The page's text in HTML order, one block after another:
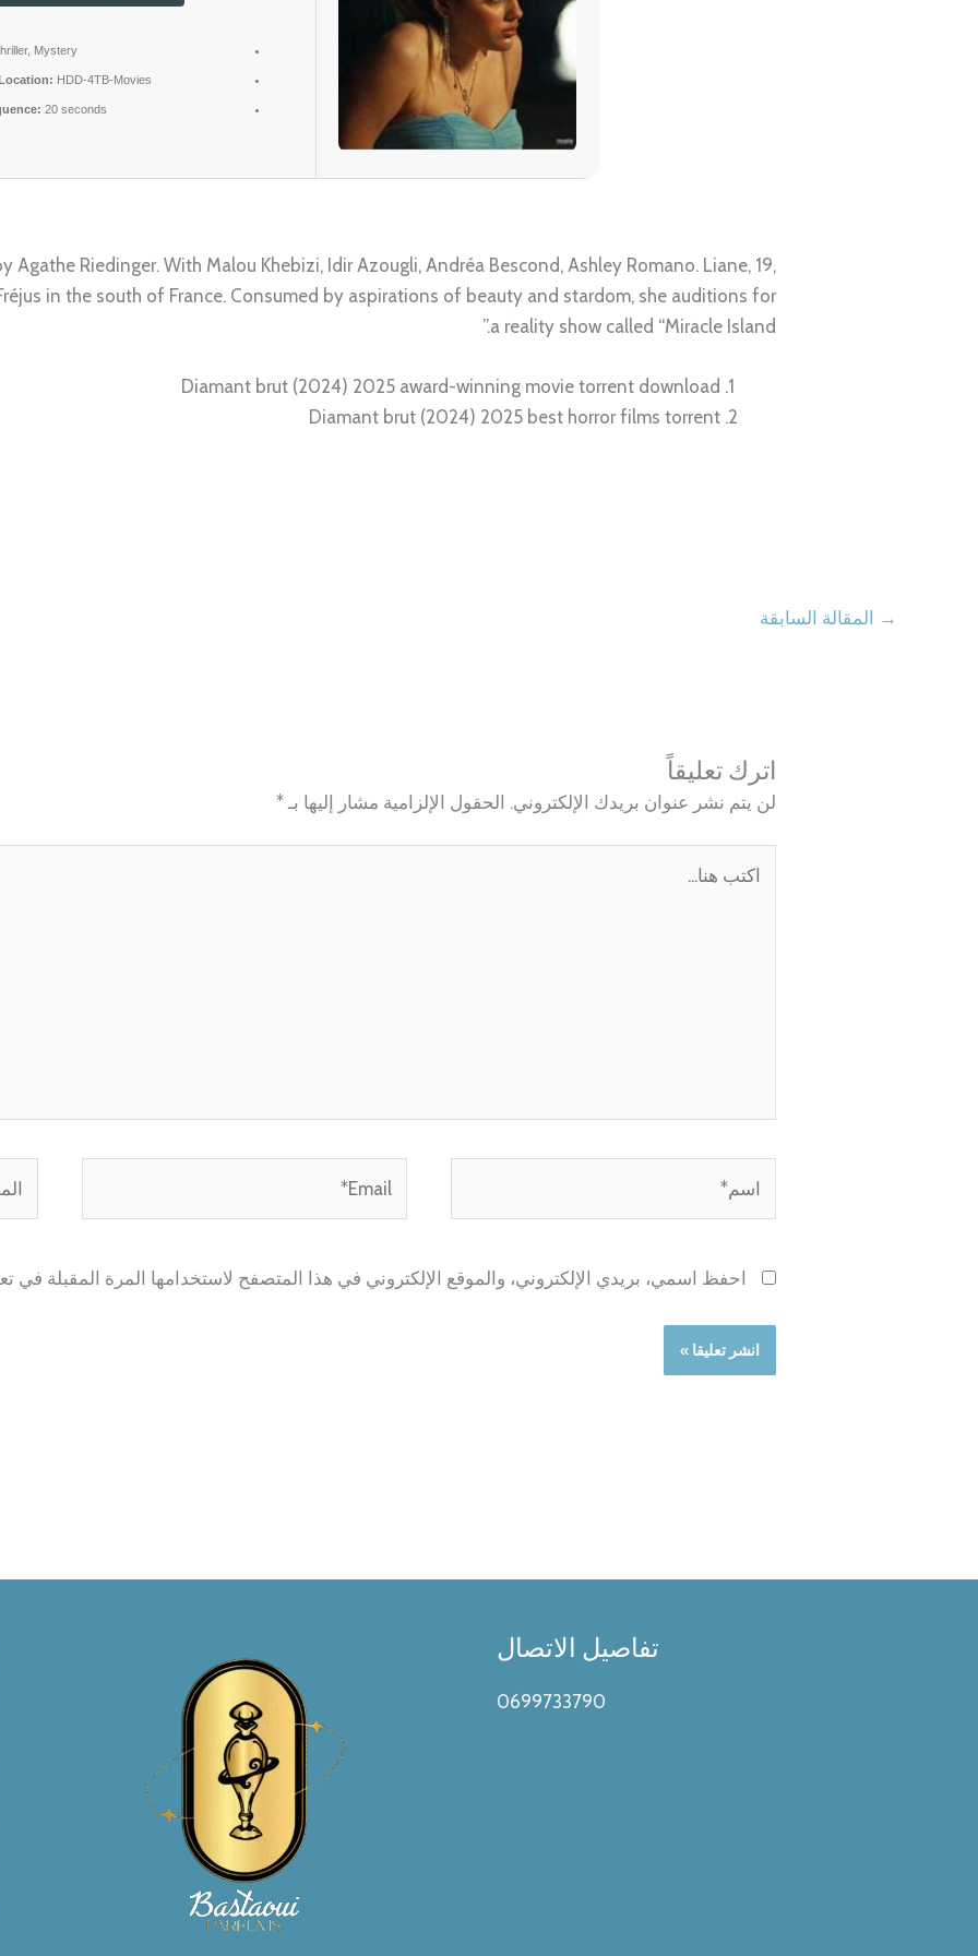
Mystery
HDD-4TB-Movies
20 seconds
Riedinger. With Malou Khebizi, Idir Azougli, Andréa Bescond, Ashley Romano. Liane, 19,
in the south of France. Consumed by aspirations of beauty and stardom, she auditions for
a reality show called “Miracle Island.”
Diamant brut (2024) 2025 award-winning movie torrent download
Diamant brut (2024) 2025 best horror films torrent
→ المقالة السابقة
اترك تعليقاً
لن يتم نشر عنوان بريدك الإلكتروني. الحقول الإلزامية مشار إليها بـ*
احفظ اسمي، بريدي الإلكتروني، والموقع الإلكتروني في هذا المتصفح لاستخدامها المرة المقبلة في
تفاصيل الاتصال
0699733790